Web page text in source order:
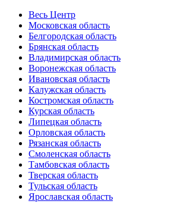
Весь Центр
Московская область
Белгородская область
Брянская область
Владимирская область
Воронежская область
Ивановская область
Калужская область
Костромская область
Курская область
Липецкая область
Орловская область
Рязанская область
Смоленская область
Тамбовская область
Тверская область
Тульская область
Ярославская область